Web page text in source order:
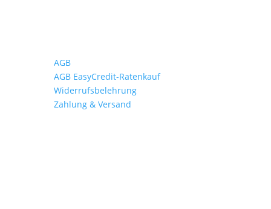
AGB
AGB EasyCredit-Ratenkauf
Widerrufsbelehrung
Zahlung & Versand